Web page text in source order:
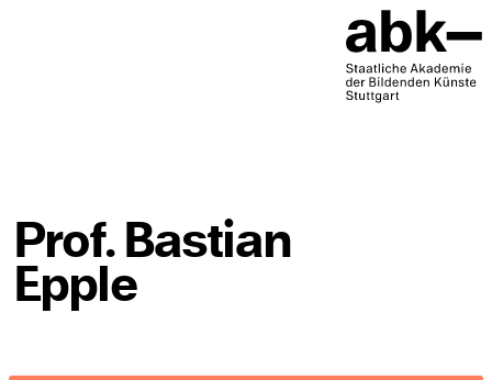
Prof. Bastian
Epple